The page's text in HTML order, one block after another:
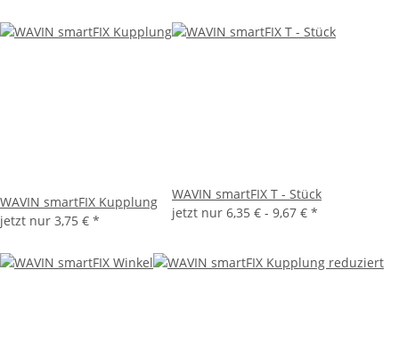
WAVIN smartFIX Kupplung
jetzt nur 3,75 € *
WAVIN smartFIX T - Stück
jetzt nur 6,35 € - 9,67 € *